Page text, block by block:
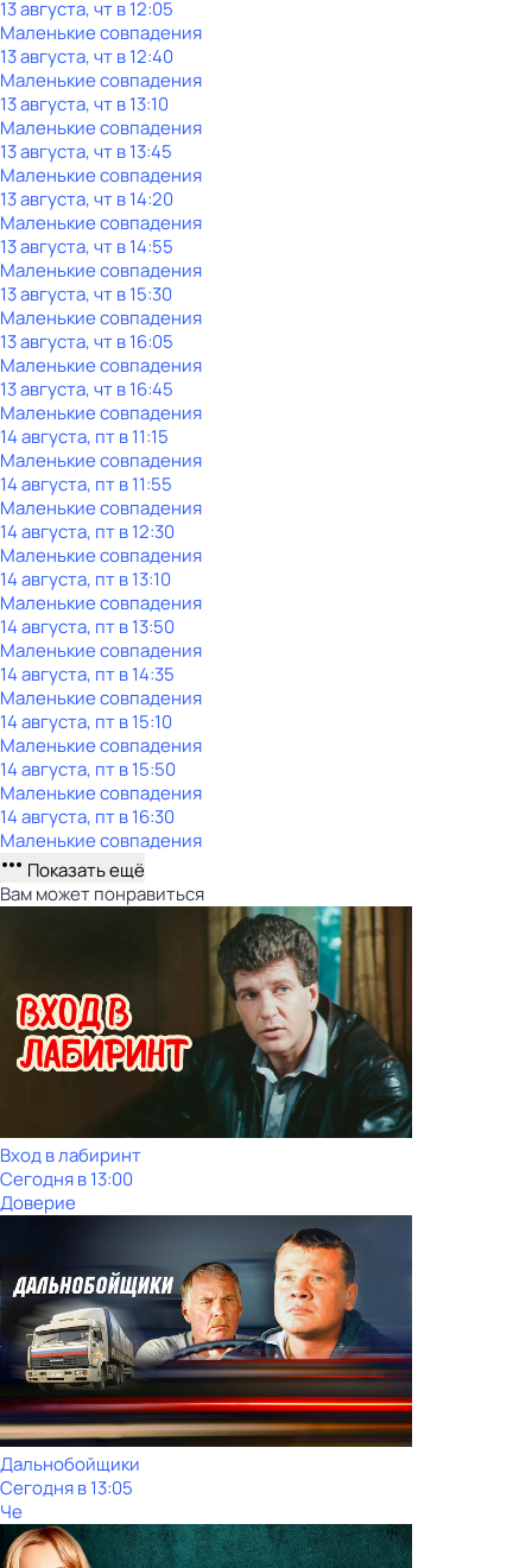
13 августа, чт в 12:05
Маленькие совпадения
13 августа, чт в 12:40
Маленькие совпадения
13 августа, чт в 13:10
Маленькие совпадения
13 августа, чт в 13:45
Маленькие совпадения
13 августа, чт в 14:20
Маленькие совпадения
13 августа, чт в 14:55
Маленькие совпадения
13 августа, чт в 15:30
Маленькие совпадения
13 августа, чт в 16:05
Маленькие совпадения
13 августа, чт в 16:45
Маленькие совпадения
14 августа, пт в 11:15
Маленькие совпадения
14 августа, пт в 11:55
Маленькие совпадения
14 августа, пт в 12:30
Маленькие совпадения
14 августа, пт в 13:10
Маленькие совпадения
14 августа, пт в 13:50
Маленькие совпадения
14 августа, пт в 14:35
Маленькие совпадения
14 августа, пт в 15:10
Маленькие совпадения
14 августа, пт в 15:50
Маленькие совпадения
14 августа, пт в 16:30
Маленькие совпадения
Показать ещё
Вам может понравиться
Вход в лабиринт
Сегодня в 13:00
Доверие
Дальнобойщики
Сегодня в 13:05
Че